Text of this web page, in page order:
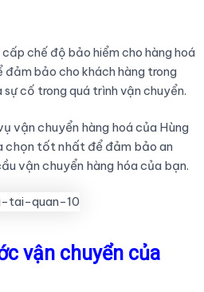
cấp chế độ bảo hiểm cho hàng hoá
đảm bảo cho khách hàng trong
cố trong quá trình vận chuyển.
vận chuyển hàng hoá của Hùng
chọn tốt nhất để đảm bảo an
vận chuyển hàng hóa của bạn.
vận chuyển của